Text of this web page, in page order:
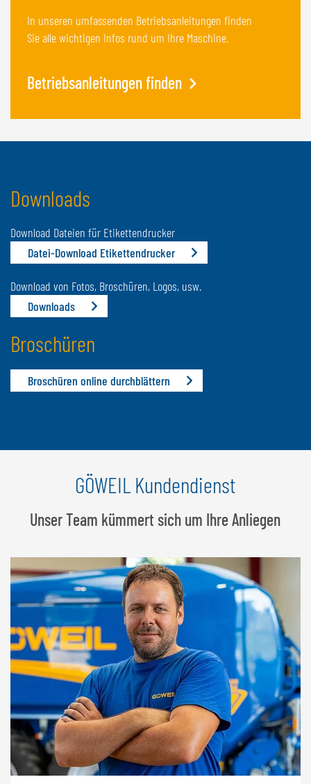
In unseren umfassenden Betriebsanleitungen finden
Sie alle wichtigen Infos rund um Ihre Maschine.
Betriebsanleitungen finden
Downloads
Download Dateien für Etikettendrucker
Datei-Download Etikettendrucker
Download von Fotos, Broschüren, Logos, usw.
Downloads
Broschüren
Broschüren online durchblättern
GÖWEIL Kundendienst
Unser Team kümmert sich um Ihre Anliegen